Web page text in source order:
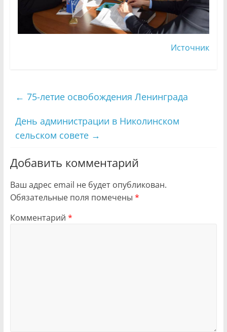
Источник
← 75-летие освобождения Ленинграда
День администрации в Николинском
сельском совете →
Добавить комментарий
Ваш адрес email не будет опубликован.
Обязательные поля помечены *
Комментарий *